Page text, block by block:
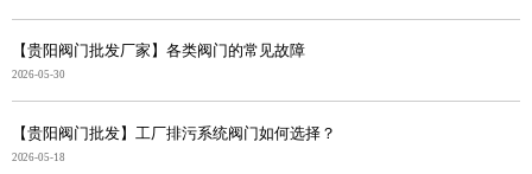
【贵阳阀门批发厂家】各类阀门的常见故障
2026-05-30
【贵阳阀门批发】工厂排污系统阀门如何选择？
2026-05-18